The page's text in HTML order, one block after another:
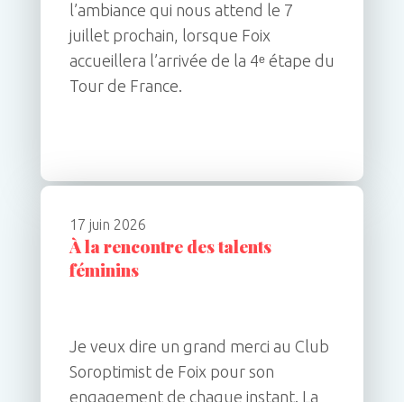
l’ambiance qui nous attend le 7
juillet prochain, lorsque Foix
accueillera l’arrivée de la 4ᵉ étape du
Tour de France.
17 juin 2026
À la rencontre des talents
féminins
Je veux dire un grand merci au Club
Soroptimist de Foix pour son
engagement de chaque instant. La